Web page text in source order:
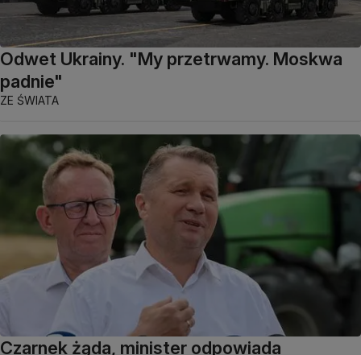
Odwet Ukrainy. "My przetrwamy. Moskwa
padnie"
ZE ŚWIATA
Czarnek żąda, minister odpowiada